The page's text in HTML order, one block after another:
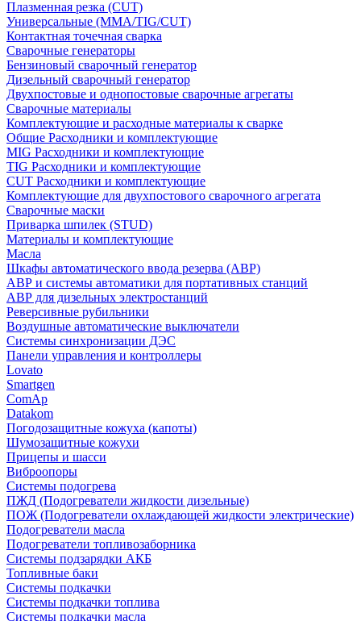
Плазменная резка (CUT)
Универсальные (MMA/TIG/CUT)
Контактная точечная сварка
Сварочные генераторы
Бензиновый сварочный генератор
Дизельный сварочный генератор
Двухпостовые и однопостовые сварочные агрегаты
Сварочные материалы
Комплектующие и расходные материалы к сварке
Общие Расходники и комплектующие
MIG Расходники и комплектующие
TIG Расходники и комплектующие
CUT Расходники и комплектующие
Комплектующие для двухпостового сварочного агрегата
Сварочные маски
Приварка шпилек (STUD)
Материалы и комплектующие
Масла
Шкафы автоматического ввода резерва (АВР)
АВР и системы автоматики для портативных станций
АВР для дизельных электростанций
Реверсивные рубильники
Воздушные автоматические выключатели
Системы синхронизации ДЭС
Панели управления и контроллеры
Lovato
Smartgen
ComAp
Datakom
Погодозащитные кожуха (капоты)
Шумозащитные кожухи
Прицепы и шасси
Виброопоры
Системы подогрева
ПЖД (Подогреватели жидкости дизельные)
ПОЖ (Подогреватели охлаждающей жидкости электрические)
Подогреватели масла
Подогреватели топливозаборника
Системы подзарядки АКБ
Топливные баки
Системы подкачки
Системы подкачки топлива
Системы подкачки масла